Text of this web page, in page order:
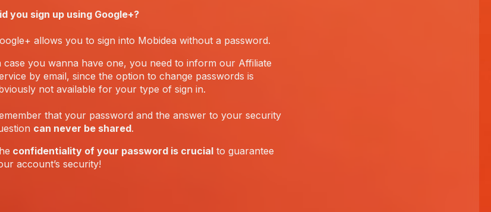
you sign up using Google+?
allows you to sign into Mobidea without a password.
case you wanna have one, you need to inform our Affiliate
by email, since the option to change passwords is
not available for your type of sign in.
that your password and the answer to your security
can never be shared.
confidentiality of your password is crucialto guarantee
account’s security!